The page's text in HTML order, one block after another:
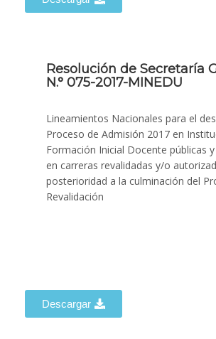
Resolución de Secretaría
N.° 075-2017-MINEDU
Lineamientos Nacionales para el
Proceso de Admisión 2017 en
Formación Inicial Docente públicas
en carreras revalidadas y/o
posterioridad a la culminación del
Revalidación
Descargar